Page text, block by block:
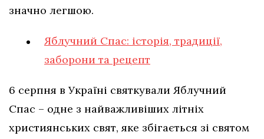
значно легшою.
Яблучний Спас: історія, традиції,
заборони та рецепт
6 серпня в Україні святкували Яблучний
Спас – одне з найважливіших літніх
християнських свят, яке збігається зі святом